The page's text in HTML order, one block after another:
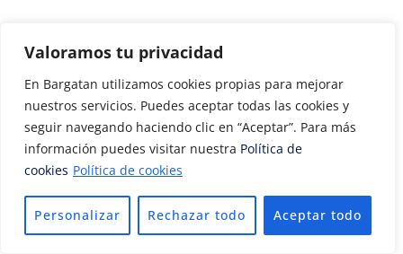
Valoramos tu privacidad
En Bargatan utilizamos cookies propias para mejorar
nuestros servicios. Puedes aceptar todas las cookies y
seguir navegando haciendo clic en “Aceptar”. Para más
información puedes visitar nuestra Política de
cookies Política de cookies
Personalizar Rechazar todo Aceptar todo